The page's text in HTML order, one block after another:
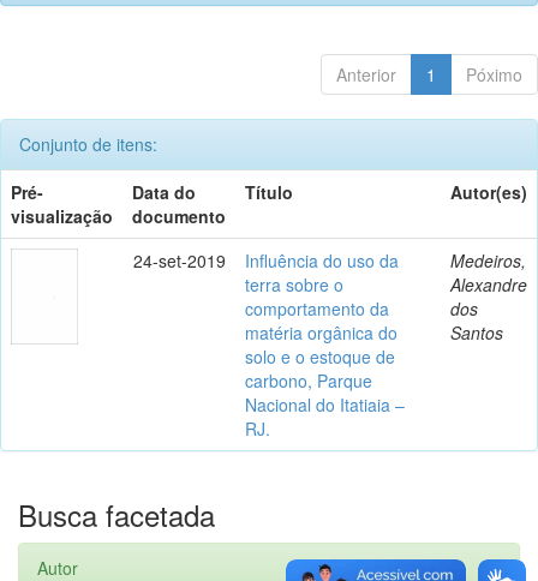
Anterior 1 Póximo
Conjunto de itens:
Pré-
visualização
Data do
documento
Título Autor(es)
24-set-2019
Influência do uso da
terra sobre o
comportamento da
matéria orgânica do
solo e o estoque de
carbono, Parque
Nacional do Itatiaia –
RJ.
Medeiros,
Alexandre
dos
Santos
Busca facetada
Autor